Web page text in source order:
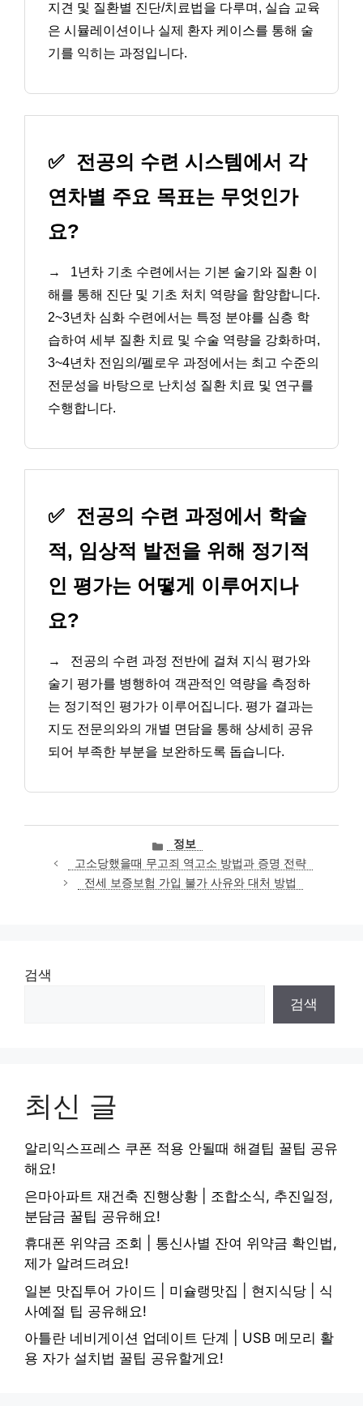
지견 및 질환별 진단/치료법을 다루며, 실습 교육
은 시뮬레이션이나 실제 환자 케이스를 통해 술
기를 익히는 과정입니다.
✅ 전공의 수련 시스템에서 각
연차별 주요 목표는 무엇인가
요?
→
1년차 기초 수련에서는 기본 술기와 질환 이
해를 통해 진단 및 기초 처치 역량을 함양합니다.
2~3년차 심화 수련에서는 특정 분야를 심층 학
습하여 세부 질환 치료 및 수술 역량을 강화하며,
3~4년차 전임의/펠로우 과정에서는 최고 수준의
전문성을 바탕으로 난치성 질환 치료 및 연구를
수행합니다.
✅ 전공의 수련 과정에서 학술
적, 임상적 발전을 위해 정기적
인 평가는 어떻게 이루어지나
요?
→
전공의 수련 과정 전반에 걸쳐 지식 평가와
술기 평가를 병행하여 객관적인 역량을 측정하
는 정기적인 평가가 이루어집니다. 평가 결과는
지도 전문의와의 개별 면담을 통해 상세히 공유
되어 부족한 부분을 보완하도록 돕습니다.
카
테
고
리
정보
고소당했을때 무고죄 역고소 방법과 증명 전략
전세 보증보험 가입 불가 사유와 대처 방법
검색
검색
최신 글
알리익스프레스 쿠폰 적용 안될때 해결팁 꿀팁 공유
해요!
은마아파트 재건축 진행상황 | 조합소식, 추진일정,
분담금 꿀팁 공유해요!
휴대폰 위약금 조회 | 통신사별 잔여 위약금 확인법,
제가 알려드려요!
일본 맛집투어 가이드 | 미슐랭맛집 | 현지식당 | 식
사예절 팁 공유해요!
아틀란 네비게이션 업데이트 단계 | USB 메모리 활
용 자가 설치법 꿀팁 공유할게요!